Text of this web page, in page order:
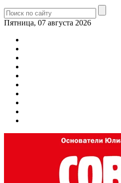
Пятница, 07 августа 2026